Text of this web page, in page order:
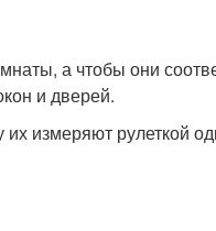
а чтобы они
и дверей.
измеряют рулеткой